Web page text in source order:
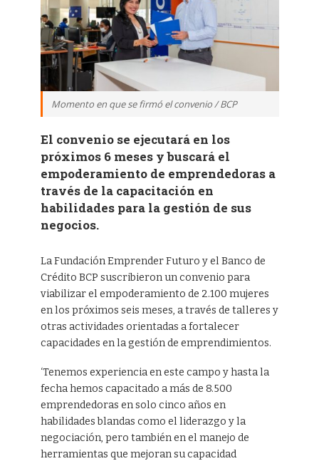
Momento en que se firmó el convenio / BCP
El convenio se ejecutará en los
próximos 6 meses y buscará el
empoderamiento de emprendedoras a
través de la capacitación en
habilidades para la gestión de sus
negocios.
La Fundación Emprender Futuro y el Banco de
Crédito BCP suscribieron un convenio para
viabilizar el empoderamiento de 2.100 mujeres
en los próximos seis meses, a través de talleres y
otras actividades orientadas a fortalecer
capacidades en la gestión de emprendimientos.
‘Tenemos experiencia en este campo y hasta la
fecha hemos capacitado a más de 8.500
emprendedoras en solo cinco años en
habilidades blandas como el liderazgo y la
negociación, pero también en el manejo de
herramientas que mejoran su capacidad